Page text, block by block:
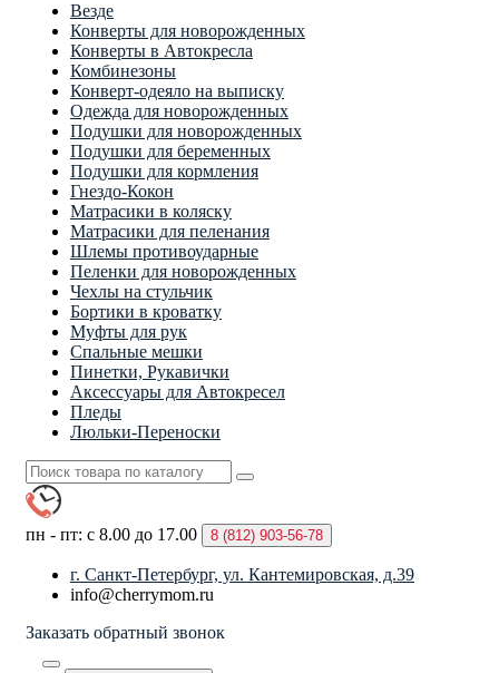
Везде
Конверты для новорожденных
Конверты в Автокресла
Комбинезоны
Конверт-одеяло на выписку
Одежда для новорожденных
Подушки для новорожденных
Подушки для беременных
Подушки для кормления
Гнездо-Кокон
Матрасики в коляску
Матрасики для пеленания
Шлемы противоударные
Пеленки для новорожденных
Чехлы на стульчик
Бортики в кроватку
Муфты для рук
Спальные мешки
Пинетки, Рукавички
Аксессуары для Автокресел
Пледы
Люльки-Переноски
пн - пт: с 8.00 до 17.00 8 (812) 903-56-78
г. Санкт-Петербург, ул. Кантемировская, д.39
info@cherrymom.ru
Заказать обратный звонок